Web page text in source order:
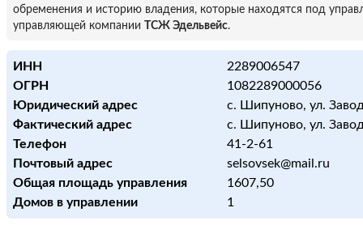
обременения и историю владения, которые находятся под
управляющей компании
ТСЖ Эдельвейс.
ИНН
2289006547
ОГРН
1082289000056
Юридический адрес
с. Шипуново, ул.
Фактический адрес
с. Шипуново, ул.
Телефон
41-2-61
Почтовый адрес
selsovsek@mail.ru
Общая площадь управления
1607,50
Домов в управлении
1